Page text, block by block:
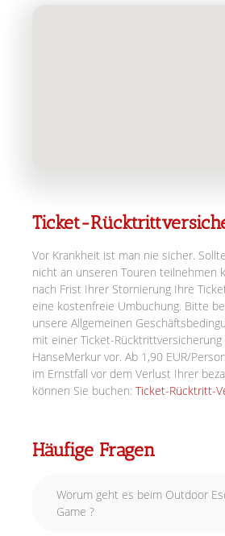
Ticket-
Vor Krankheit ist man nie sicher.
nicht an unseren Touren teilnehmen
nach Frist Ihrer Stornierung Ihre
eine kostenfreie Umbuchung. Bitte
unsere Allgemeinen
mit einer Ticket-
HanseMerkur vor. Ab 1,90 EUR/
im Ernstfall vor dem Verlust Ihrer
können Sie buchen: Ticket-Rücktritt-
Häufige Fragen
Worum geht es beim Outdoor
Game ?